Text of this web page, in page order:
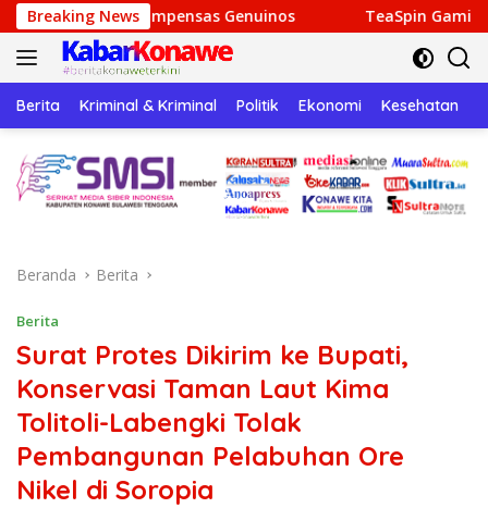
Langsung
ke
konten
Breaking News
Genuinos TeaSpin Gaming: Your Personal
Berita Kriminal & Kriminal Politik Ekonomi Kesehatan
Beranda Berita
Berita
Surat Protes Dikirim ke Bupati,
Konservasi Taman Laut Kima
Tolitoli-Labengki Tolak
Pembangunan Pelabuhan Ore
Nikel di Soropia